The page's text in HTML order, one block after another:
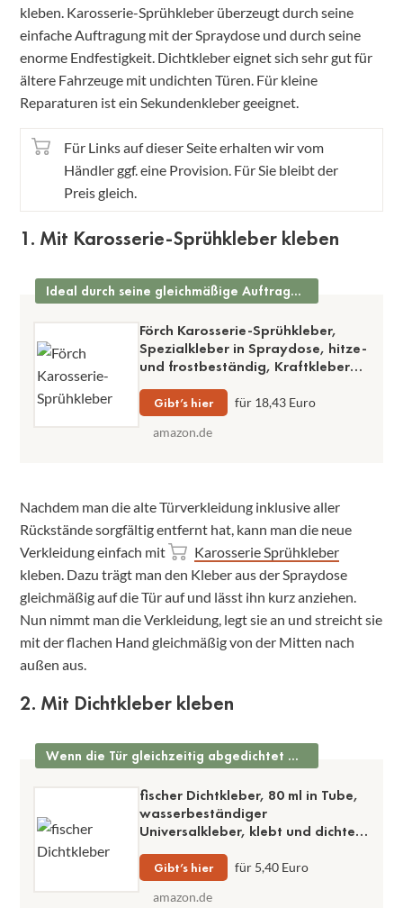
kleben. Karosserie-Sprühkleber überzeugt durch seine
einfache Auftragung mit der Spraydose und durch seine
enorme Endfestigkeit. Dichtkleber eignet sich sehr gut für
ältere Fahrzeuge mit undichten Türen. Für kleine
Reparaturen ist ein Sekundenkleber geeignet.
Für Links auf dieser Seite erhalten wir vom
Händler ggf. eine Provision. Für Sie bleibt der
Preis gleich.
1. Mit Karosserie-Sprühkleber kleben
Ideal durch seine gleichmäßige Auftragung
Förch Karosserie-Sprühkleber,
Spezialkleber in Spraydose, hitze-
und frostbeständig, Kraftkleber
400 ml, 6-fach einstellbarer
Sprühstrahl, Sofortklebkraft
Gibt’s hier
für 18,43 Euro
amazon.de
Nachdem man die alte Türverkleidung inklusive aller
Rückstände sorgfältig entfernt hat, kann man die neue
Verkleidung einfach mit
Karosserie Sprühkleber
kleben. Dazu trägt man den Kleber aus der Spraydose
gleichmäßig auf die Tür auf und lässt ihn kurz anziehen.
Nun nimmt man die Verkleidung, legt sie an und streicht sie
mit der flachen Hand gleichmäßig von der Mitten nach
außen aus.
2. Mit Dichtkleber kleben
Wenn die Tür gleichzeitig abgedichtet wird
fischer Dichtkleber, 80 ml in Tube,
wasserbeständiger
Universalkleber, klebt und dichtet
ab, hitzebeständig, kein
Werkzeug nötig
Gibt’s hier
für 5,40 Euro
amazon.de